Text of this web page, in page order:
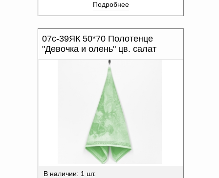
Подробнее
07с-39ЯК 50*70 Полотенце
"Девочка и олень" цв. салат
В наличии: 1 шт.